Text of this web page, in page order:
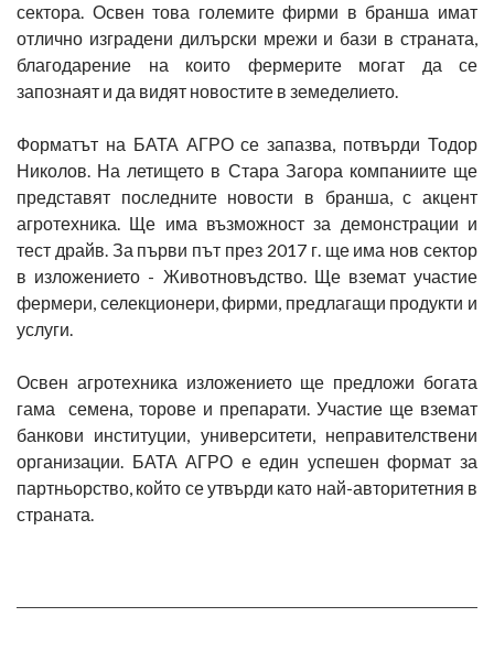
сектора. Освен това големите фирми в бранша имат
отлично изградени дилърски мрежи и бази в страната,
благодарение на които фермерите могат да се
запознаят и да видят новостите в земеделието.
Форматът на БАТА АГРО се запазва, потвърди Тодор
Николов. На летището в Стара Загора компаниите ще
представят последните новости в бранша, с акцент
агротехника. Ще има възможност за демонстрации и
тест драйв. За първи път през 2017 г. ще има нов сектор
в изложението - Животновъдство. Ще вземат участие
фермери, селекционери, фирми, предлагащи продукти и
услуги.
Освен агротехника изложението ще предложи богата
гама семена, торове и препарати. Участие ще вземат
банкови институции, университети, неправителствени
организации. БАТА АГРО е един успешен формат за
партньорство, който се утвърди като най-авторитетния в
страната.